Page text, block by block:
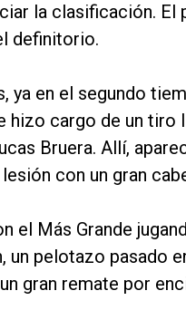
la clasificación.
definitorio.
ya en el segundo
hizo cargo de un
Bruera. Allí,
con un gran
el Más Grande
un pelotazo pasado
gran remate por